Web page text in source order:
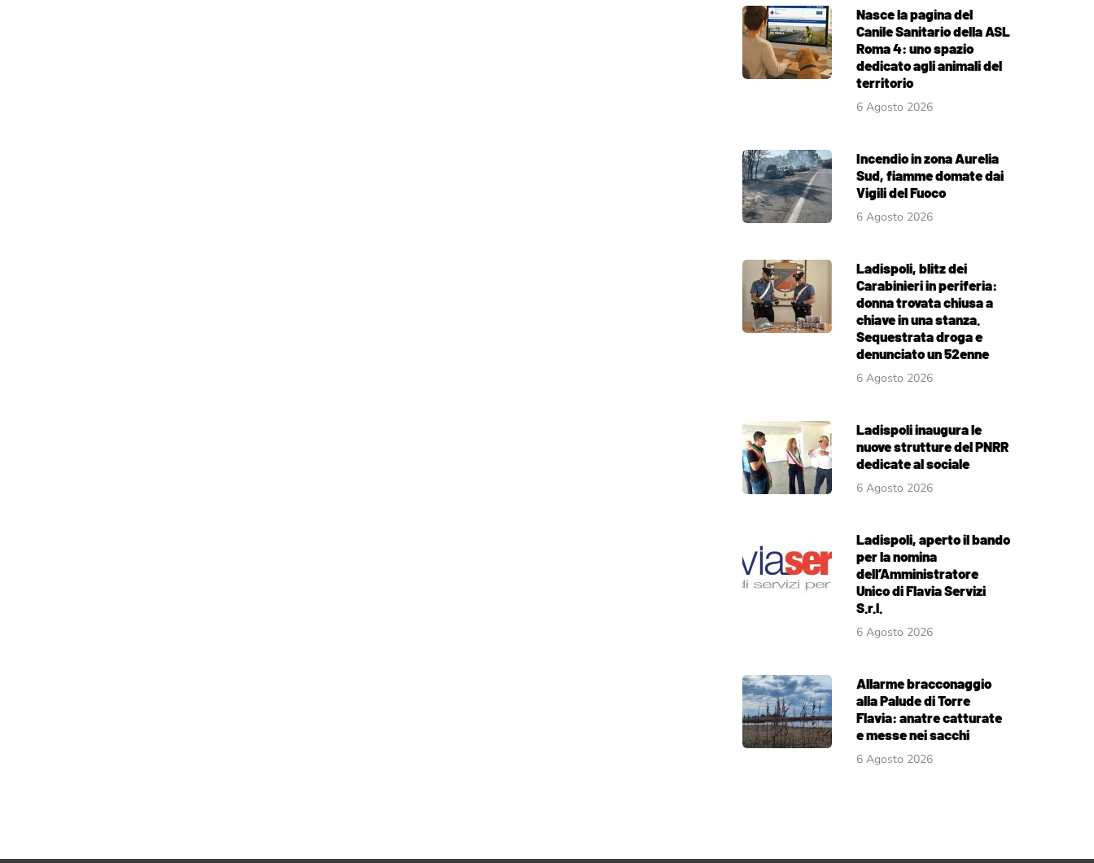
Nasce la pagina del
Canile Sanitario della ASL
Roma 4: uno spazio
dedicato agli animali del
territorio
6 Agosto 2026
Incendio in zona Aurelia
Sud, fiamme domate dai
Vigili del Fuoco
6 Agosto 2026
Ladispoli, blitz dei
Carabinieri in periferia:
donna trovata chiusa a
chiave in una stanza.
Sequestrata droga e
denunciato un 52enne
6 Agosto 2026
Ladispoli inaugura le
nuove strutture del PNRR
dedicate al sociale
6 Agosto 2026
Ladispoli, aperto il bando
per la nomina
dell’Amministratore
Unico di Flavia Servizi
S.r.l.
6 Agosto 2026
Allarme bracconaggio
alla Palude di Torre
Flavia: anatre catturate
e messe nei sacchi
6 Agosto 2026